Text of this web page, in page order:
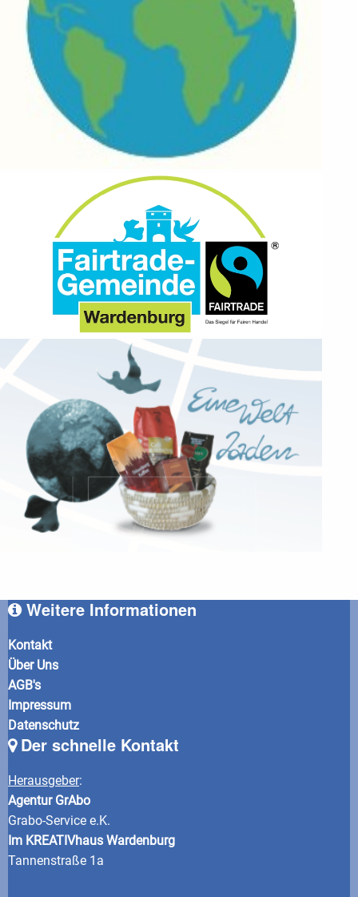
Weitere Informationen
Kontakt
Über Uns
AGB's
Impressum
Datenschutz
Der schnelle Kontakt
Herausgeber:
Agentur GrAbo
Grabo-Service e.K.
Im KREATIVhaus Wardenburg
Tannenstraße 1a